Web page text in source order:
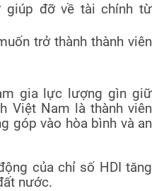
đỡ về tài chính từ
trở thành thành viên
gia lực lượng gìn giữ
Việt Nam là thành viên
góp vào hòa bình và an
của chỉ số HDI tăng
nước.